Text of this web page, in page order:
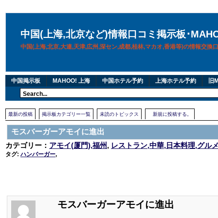
中国(上海,北京など)情報口コミ掲示板･
中国(上海,北京,大連,天津,広州,深セン,成都,桂林,マカオ,香港等)の情報交換
中国掲示板 MAHOO! 上海 中国ホテル予約 上海ホテル予約 旧
最新の投稿 掲示板カテゴリー一覧 未読のトピックス 新規に投稿する。
モスバーガーアモイに進出
カテゴリー： アモイ(厦門),福州, レストラン,中華,日本料理,グル
タグ:ハンバーガー,
モスバーガーアモイに進出